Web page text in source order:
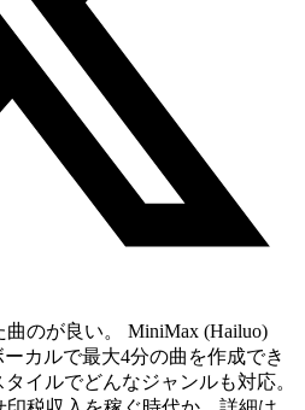
のが良い。 MiniMax (Hailuo)
カルで最大4分の曲を作成でき
イルでどんなジャンルも対応。